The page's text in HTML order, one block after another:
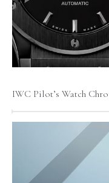
IWC Pilot’s Watch